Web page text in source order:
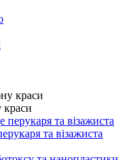
краси
та візажиста